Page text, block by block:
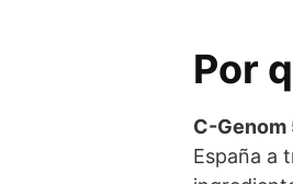
Por
C-Genom
España a